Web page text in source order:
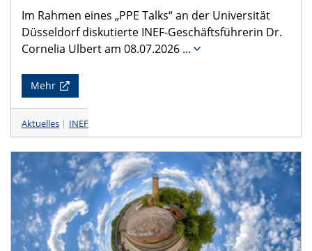
Im Rahmen eines „PPE Talks“ an der Universität
Düsseldorf diskutierte INEF-Geschäftsführerin Dr.
Cornelia Ulbert am 08.07.2026 ...
Mehr
Aktuelles INEF